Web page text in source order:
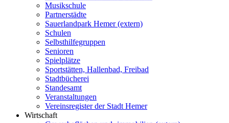
Musikschule
Partnerstädte
Sauerlandpark Hemer (extern)
Schulen
Selbsthilfegruppen
Senioren
Spielplätze
Sportstätten, Hallenbad, Freibad
Stadtbücherei
Standesamt
Veranstaltungen
Vereinsregister der Stadt Hemer
Wirtschaft